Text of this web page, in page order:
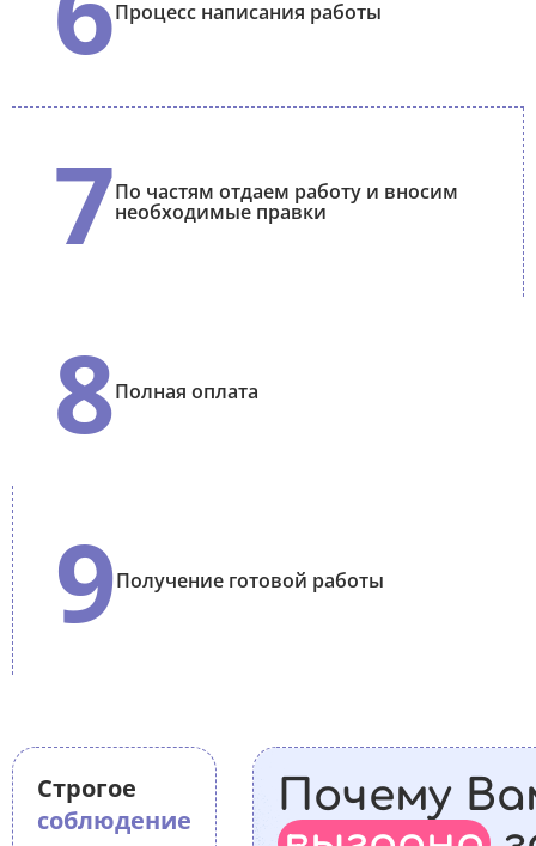
Процесс написания работы
7По частям отдаем работу и вносим
необходимые правки
8Полная оплата
9Получение готовой работы
Строгое
соблюдение
Почему